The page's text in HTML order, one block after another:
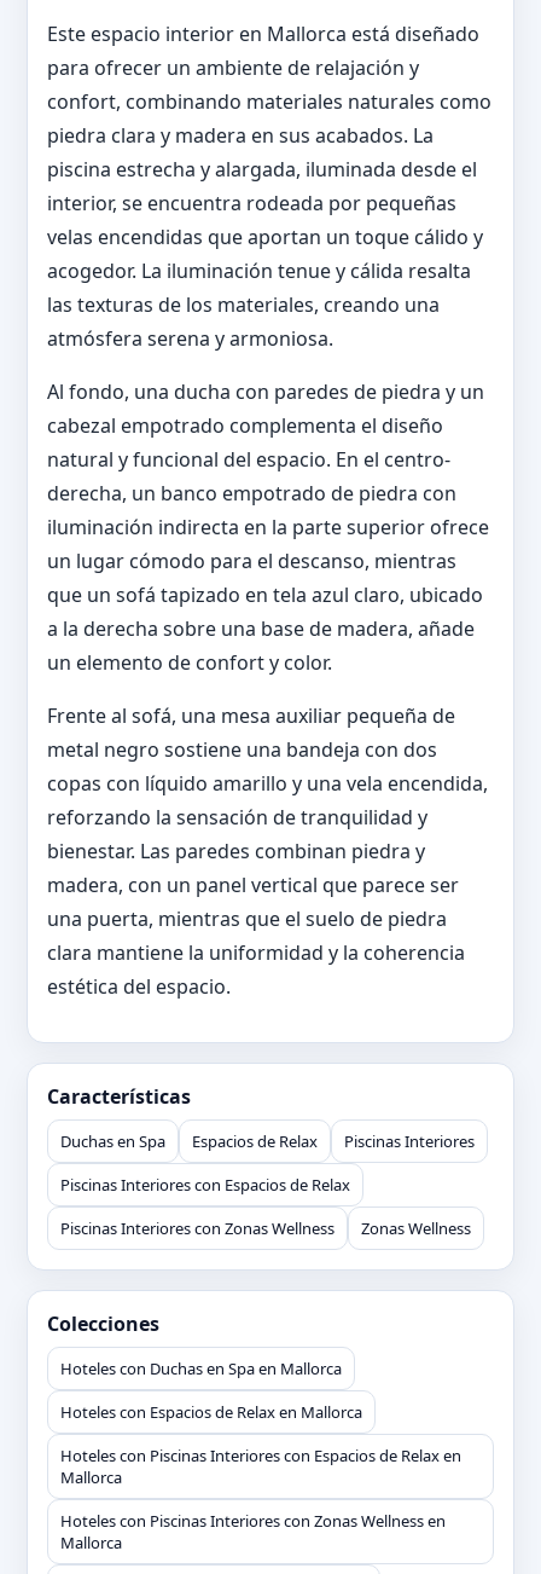
Este espacio interior en Mallorca está diseñado
para ofrecer un ambiente de relajación y
confort, combinando materiales naturales como
piedra clara y madera en sus acabados. La
piscina estrecha y alargada, iluminada desde el
interior, se encuentra rodeada por pequeñas
velas encendidas que aportan un toque cálido y
acogedor. La iluminación tenue y cálida resalta
las texturas de los materiales, creando una
atmósfera serena y armoniosa.
Al fondo, una ducha con paredes de piedra y un
cabezal empotrado complementa el diseño
natural y funcional del espacio. En el centro-
derecha, un banco empotrado de piedra con
iluminación indirecta en la parte superior ofrece
un lugar cómodo para el descanso, mientras
que un sofá tapizado en tela azul claro, ubicado
a la derecha sobre una base de madera, añade
un elemento de confort y color.
Frente al sofá, una mesa auxiliar pequeña de
metal negro sostiene una bandeja con dos
copas con líquido amarillo y una vela encendida,
reforzando la sensación de tranquilidad y
bienestar. Las paredes combinan piedra y
madera, con un panel vertical que parece ser
una puerta, mientras que el suelo de piedra
clara mantiene la uniformidad y la coherencia
estética del espacio.
Características
Duchas en Spa Espacios de Relax
Piscinas Interiores
Piscinas Interiores con Espacios de Relax
Piscinas Interiores con Zonas Wellness
Zonas Wellness
Colecciones
Hoteles con Duchas en Spa en Mallorca
Hoteles con Espacios de Relax en Mallorca
Hoteles con Piscinas Interiores con Espacios de Relax en
Mallorca
Hoteles con Piscinas Interiores con Zonas Wellness en
Mallorca